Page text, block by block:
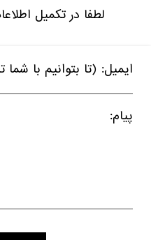
لطفا در تکمیل
ایمیل: (تا بتوانیم با
پیام: